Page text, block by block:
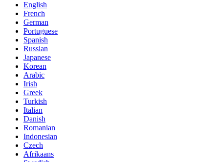
English
French
German
Portuguese
Spanish
Russian
Japanese
Korean
Arabic
Irish
Greek
Turkish
Italian
Danish
Romanian
Indonesian
Czech
Afrikaans